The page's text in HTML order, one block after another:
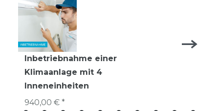
Inbetriebnahme einer
Klimaanlage mit 4
Inneneinheiten
940,00 € *